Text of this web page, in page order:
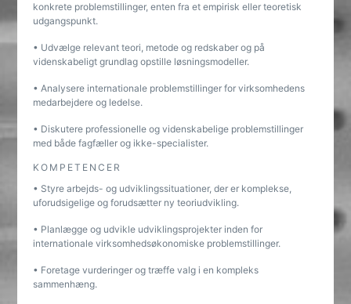
konkrete problemstillinger, enten fra et empirisk eller teoretisk
udgangspunkt.
• Udvælge relevant teori, metode og redskaber og på
videnskabeligt grundlag opstille løsningsmodeller.
• Analysere internationale problemstillinger for virksomhedens
medarbejdere og ledelse.
• Diskutere professionelle og videnskabelige problemstillinger
med både fagfæller og ikke-specialister.
KOMPETENCER
• Styre arbejds- og udviklingssituationer, der er komplekse,
uforudsigelige og forudsætter ny teoriudvikling.
• Planlægge og udvikle udviklingsprojekter inden for
internationale virksomhedsøkonomiske problemstillinger.
• Foretage vurderinger og træffe valg i en kompleks
sammenhæng.